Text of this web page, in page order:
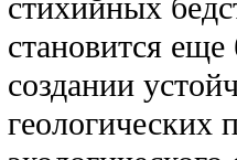
стихийных
становится
создании
геологических